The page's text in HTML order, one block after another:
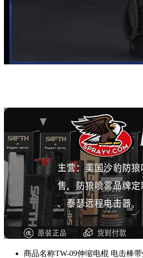
商品名称TW-09伸缩电棍 电击棒